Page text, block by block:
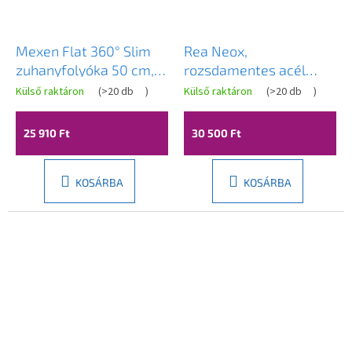
Mexen Flat 360° Slim
zuhanyfolyóka 50 cm,
matt réz, 1C41050
Külső raktáron (>20 db )
25 910 Ft
KOSÁRBA
Rea Neox,
rozsdamentes acél
zuhanyfolyóka 70 cm, 2
az 1-ben, matt réz, REA-
G4898
Külső raktáron (>20 db )
30 500 Ft
KOSÁRBA